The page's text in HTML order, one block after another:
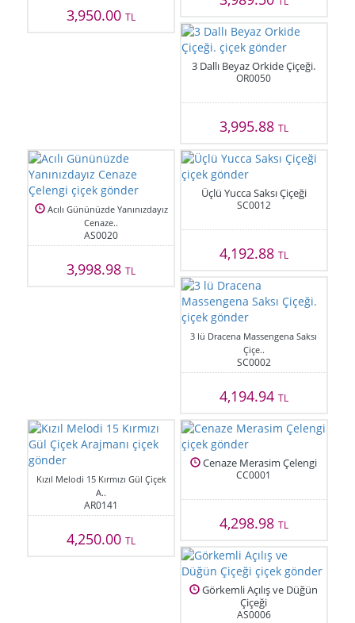
3,950.00TL
3 Dallı Beyaz Orkide Çiçeği.
OR0050
3,995.88 TL
Acılı Gününüzde Yanınızdayız
Cenaze..
AS0020
3,998.98TL
Üçlü Yucca Saksı Çiçeği
SC0012
4,192.88 TL
3 lü Dracena Massengena Saksı
Çiçe..
SC0002
4,194.94 TL
Kızıl Melodi 15 Kırmızı Gül Çiçek
A..
AR0141
4,250.00TL
Cenaze Merasim Çelengi
CC0001
4,298.98 TL
Görkemli Açılış ve Düğün
Çiçeği
AS0006